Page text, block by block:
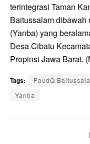
terintegrasi Taman
Baitussalam dibawah
(Yanba) yang
Desa Cibatu
Propinsi Jawa Barat.
Tags: PaudQ
Yanba